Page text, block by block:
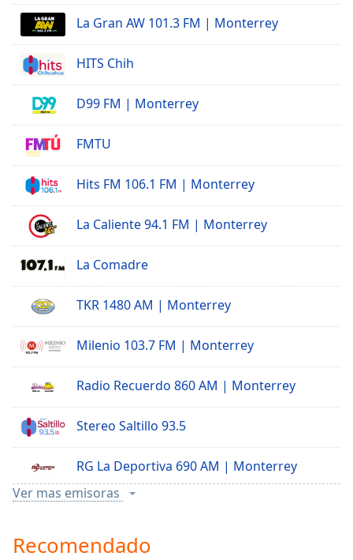
Opacity
Caption
Background
Opacity
Size
Text
Style
Font
Family
Reset
Done
Close
Modal
Dialog
dialog
La Gran AW 101.3 FM | Monterrey
HITS Chih
D99 FM | Monterrey
FMTU
Hits FM 106.1 FM | Monterrey
La Caliente 94.1 FM | Monterrey
La Comadre
TKR 1480 AM | Monterrey
Milenio 103.7 FM | Monterrey
Radio Recuerdo 860 AM | Monterrey
Stereo Saltillo 93.5
RG La Deportiva 690 AM | Monterrey
La T Grande XET 990 AM | Monterrey
Ver mas emisoras
Recomendado